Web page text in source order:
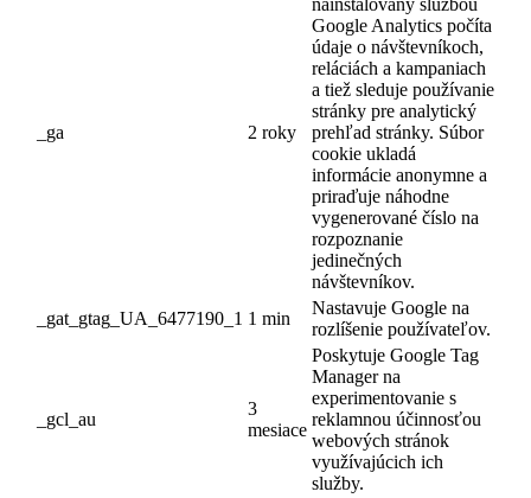
_ga 2 roky
nainštalovaný službou
Google Analytics počíta
údaje o návštevníkoch,
reláciách a kampaniach
a tiež sleduje používanie
stránky pre analytický
prehľad stránky. Súbor
cookie ukladá
informácie anonymne a
priraďuje náhodne
vygenerované číslo na
rozpoznanie
jedinečných
návštevníkov.
_gat_gtag_UA_6477190_1 1 min
Nastavuje Google na
rozlíšenie používateľov.
_gcl_au
3
mesiace
Poskytuje Google Tag
Manager na
experimentovanie s
reklamnou účinnosťou
webových stránok
využívajúcich ich
služby.